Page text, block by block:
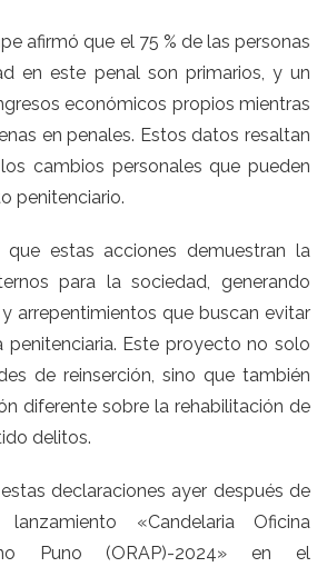
afirmó que el 75 % de las personas
en este penal son primarios, y un
económicos propios mientras
en penales. Estos datos resaltan
cambios personales que pueden
penitenciario.
que estas acciones demuestran la
para la sociedad, generando
arrepentimientos que buscan evitar
penitenciaria. Este proyecto no solo
de reinserción, sino que también
diferente sobre la rehabilitación de
delitos.
declaraciones ayer después de
«Candelaria Oficina
Puno (ORAP)-2024» en el